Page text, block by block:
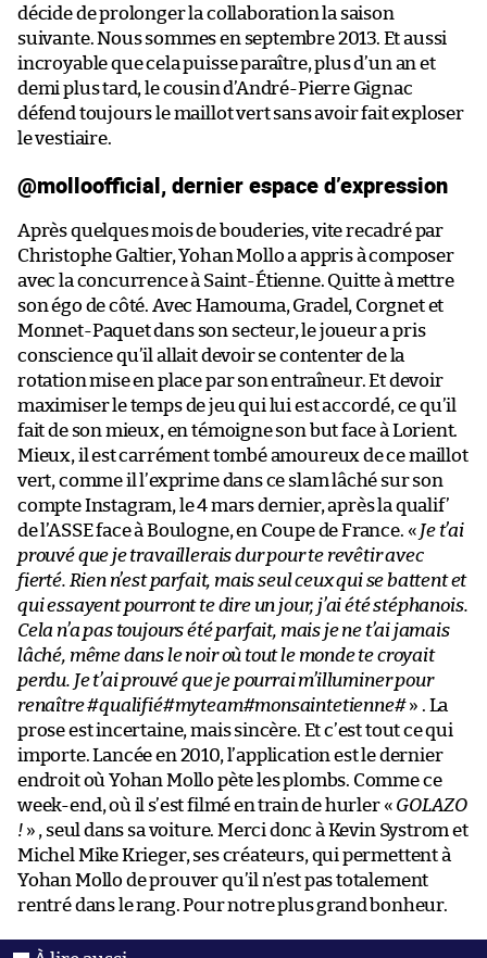
décide de prolonger la collaboration la saison
suivante. Nous sommes en septembre 2013. Et aussi
incroyable que cela puisse paraître, plus d’un an et
demi plus tard, le cousin d’André-Pierre Gignac
défend toujours le maillot vert sans avoir fait exploser
le vestiaire.
@molloofficial, dernier espace d’expression
Après quelques mois de bouderies, vite recadré par
Christophe Galtier, Yohan Mollo a appris à composer
avec la concurrence à Saint-Étienne. Quitte à mettre
son égo de côté. Avec Hamouma, Gradel, Corgnet et
Monnet-Paquet dans son secteur, le joueur a pris
conscience qu’il allait devoir se contenter de la
rotation mise en place par son entraîneur. Et devoir
maximiser le temps de jeu qui lui est accordé, ce qu’il
fait de son mieux, en témoigne son but face à Lorient.
Mieux, il est carrément tombé amoureux de ce maillot
vert, comme il l’exprime dans ce slam lâché sur son
compte Instagram, le 4 mars dernier, après la qualif’
de l’ASSE face à Boulogne, en Coupe de France. « Je t’ai
prouvé que je travaillerais dur pour te revêtir avec
fierté. Rien n’est parfait, mais seul ceux qui se battent et
qui essayent pourront te dire un jour, j’ai été stéphanois.
Cela n’a pas toujours été parfait, mais je ne t’ai jamais
lâché, même dans le noir où tout le monde te croyait
perdu. Je t’ai prouvé que je pourrai m’illuminer pour
renaître #qualifié#myteam#monsaintetienne#» . La
prose est incertaine, mais sincère. Et c’est tout ce qui
importe. Lancée en 2010, l’application est le dernier
endroit où Yohan Mollo pète les plombs. Comme ce
week-end, où il s’est filmé en train de hurler « GOLAZO
!» , seul dans sa voiture. Merci donc à Kevin Systrom et
Michel Mike Krieger, ses créateurs, qui permettent à
Yohan Mollo de prouver qu’il n’est pas totalement
rentré dans le rang. Pour notre plus grand bonheur.